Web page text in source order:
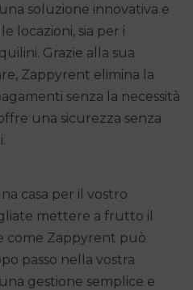
soluzione innovativa e
locazioni, sia per i
Grazie alla sua
Zappyrent elimina la
senza la necessità
una sicurezza senza
casa per il vostro
mettere a frutto il
come Zappyrent può
passo nella vostra
gestione semplice e